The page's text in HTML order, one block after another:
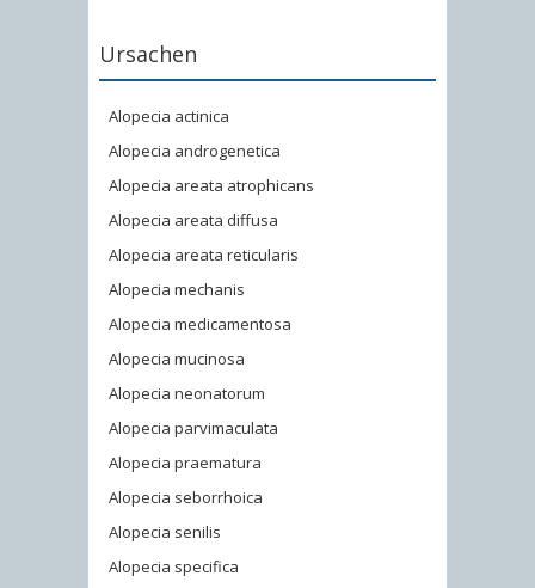
Ursachen
Alopecia actinica
Alopecia androgenetica
Alopecia areata atrophicans
Alopecia areata diffusa
Alopecia areata reticularis
Alopecia mechanis
Alopecia medicamentosa
Alopecia mucinosa
Alopecia neonatorum
Alopecia parvimaculata
Alopecia praematura
Alopecia seborrhoica
Alopecia senilis
Alopecia specifica